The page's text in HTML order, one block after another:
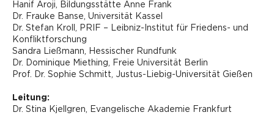
Hanif Aroji, Bildungsstätte Anne Frank
Dr. Frauke Banse, Universität Kassel
Dr. Stefan Kroll, PRIF – Leibniz-Institut für Friedens- und
Konfliktforschung
Sandra Ließmann, Hessischer Rundfunk
Dr. Dominique Miething, Freie Universität Berlin
Prof. Dr. Sophie Schmitt, Justus-Liebig-Universität Gießen
Leitung:
Dr. Stina Kjellgren, Evangelische Akademie Frankfurt